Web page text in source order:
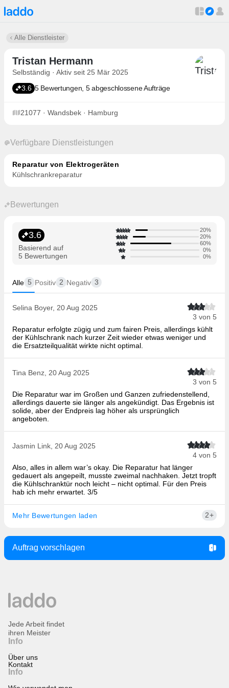
Alle Dienstleister
Tristan Hermann
Selbständig · Aktiv seit 25 Mär 2025
3.6 5 Bewertungen, 5 abgeschlossene Aufträge
21077 · Wandsbek · Hamburg
Verfügbare Dienstleistungen
Reparatur von Elektrogeräten
Kühlschrankreparatur
Bewertungen
3.6
Basierend auf
5 Bewertungen
20%
20%
60%
0%
0%
Alle 5 Positiv 2 Negativ 3
Selina Boyer, 20 Aug 2025
3 von 5
Reparatur erfolgte zügig und zum fairen Preis, allerdings kühlt
der Kühlschrank nach kurzer Zeit wieder etwas weniger und
die Ersatzteilqualität wirkte nicht optimal.
Tina Benz, 20 Aug 2025
3 von 5
Die Reparatur war im Großen und Ganzen zufriedenstellend,
allerdings dauerte sie länger als angekündigt. Das Ergebnis ist
solide, aber der Endpreis lag höher als ursprünglich
angeboten.
Jasmin Link, 20 Aug 2025
4 von 5
Also, alles in allem war’s okay. Die Reparatur hat länger
gedauert als angepeilt, musste zweimal nachhaken. Jetzt tropft
die Kühlschranktür noch leicht – nicht optimal. Für den Preis
hab ich mehr erwartet. 3/5
Mehr Bewertungen laden 2+
Auftrag vorschlagen
Info
Über uns
Kontakt
Info
Jede Arbeit findet
ihren Meister